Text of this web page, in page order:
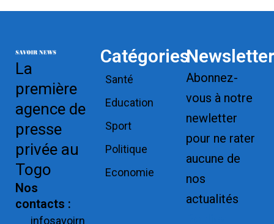
La
première
agence de
presse
privée au
Togo
Nos
contacts :
infosavoirn
Catégories
Santé
Education
Sport
Politique
Economie
Newsletter
Abonnez-
vous à notre
newletter
pour ne rater
aucune de
nos
actualités